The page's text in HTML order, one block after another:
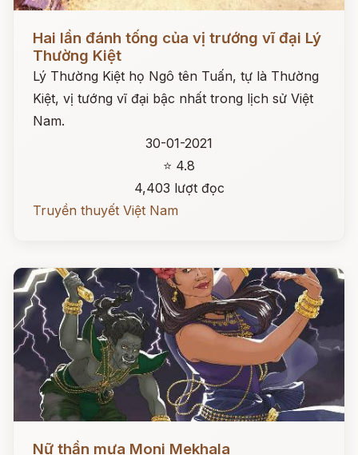
Đọc ngay
Hai lần đánh tống của vị trướng vĩ đại Lý
Thường Kiệt
Lý Thường Kiệt họ Ngô tên Tuấn, tự là Thường
Kiệt, vị tướng vĩ đại bậc nhất trong lịch sử Việt
Nam.
30-01-2021
⭐ 4.8
4,403 lượt đọc
Truyền thuyết Việt Nam
Nữ thần mưa Moni Mekhala